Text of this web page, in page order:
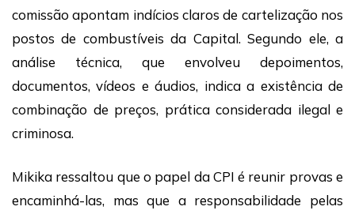
comissão apontam indícios claros de cartelização nos
postos de combustíveis da Capital. Segundo ele, a
análise técnica, que envolveu depoimentos,
documentos, vídeos e áudios, indica a existência de
combinação de preços, prática considerada ilegal e
criminosa.
Mikika ressaltou que o papel da CPI é reunir provas e
encaminhá-las, mas que a responsabilidade pelas